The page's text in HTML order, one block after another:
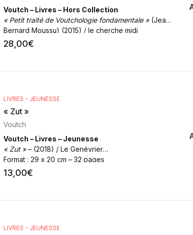
Voutch – Livres – Hors Collection
« Petit traité de Voutchologie fondamentale »(Jean-
Bernard Moussu) (2015) / le cherche midi
Format: 26 x 20 cm – 208 pages
28,00€
LIVRES - JEUNESSE
« Zut »
Voutch
Voutch – Livres – Jeunesse
« Zut »– (2018) / Le Genévrier
Format: 29 x 20 cm – 32 pages
13,00€
LIVRES - JEUNESSE